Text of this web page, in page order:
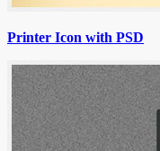
Printer Icon with PSD